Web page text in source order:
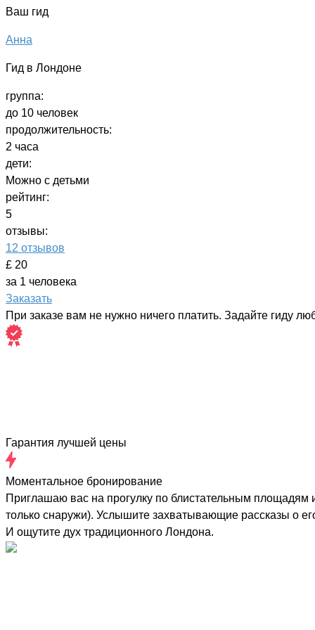
Ваш гид
Анна
Гид в Лондоне
группа:
до 10 человек
продолжительность:
2 часа
дети:
Можно с детьми
рейтинг:
5
отзывы:
12 отзывов
£ 20
за 1 человека
Заказать
При заказе вам не нужно ничего платить. Задайте гиду
Гарантия лучшей цены
Моментальное бронирование
Приглашаю вас на прогулку по блистательным площадям
только снаружи). Услышите захватывающие рассказы о
И ощутите дух традиционного Лондона.